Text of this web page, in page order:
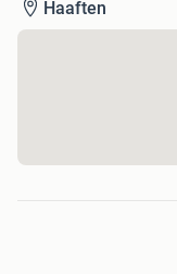
Haaften